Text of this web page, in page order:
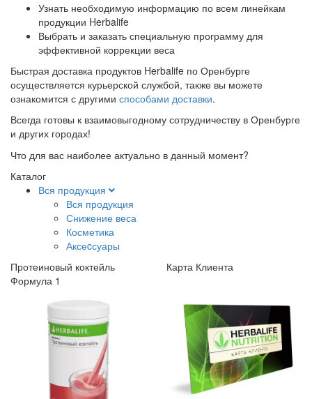
Узнать необходимую информацию по всем линейкам
продукции Herbalife
Выбрать и заказать специальную программу для
эффективной коррекции веса
Быстрая доставка продуктов Herbalife по Оренбурге
осуществляется курьерской службой, также вы можете
ознакомится с другими способами доставки.
Всегда готовы к взаимовыгодному сотрудничеству в Оренбурге
и других городах!
Что для вас наиболее актуально в данный момент?
Каталог
Вся продукция
Вся продукция
Снижение веса
Косметика
Аксеcсуары
Протеиновый коктейль
Формула 1
Карта Клиента